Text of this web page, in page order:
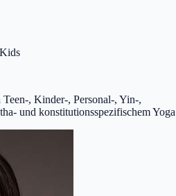
, Kinder-, Personal-, Yin-,
und konstitutionsspezifischem Yoga